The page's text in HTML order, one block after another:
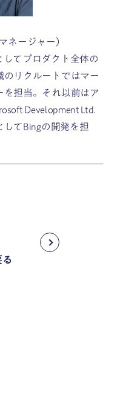
ネージャー）
てプロダクト全体の
のリクルートではマー
を担当。それ以前はア
Development Ltd.
してBingの開発を担